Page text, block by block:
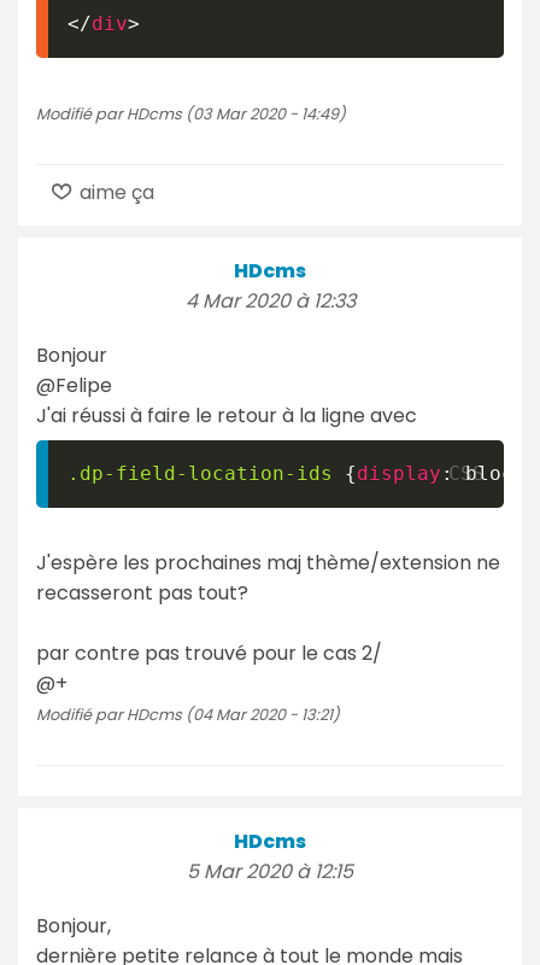
</div>
Modifié par HDcms (03 Mar 2020 - 14:49)
aime ça
HDcms
4 Mar 2020 à 12:33
Bonjour
@Felipe
J'ai réussi à faire le retour à la ligne avec
.dp-field-location-ids {display : block
J'espère les prochaines maj thème/extension ne
recasseront pas tout?
par contre pas trouvé pour le cas 2/
@+
Modifié par HDcms (04 Mar 2020 - 13:21)
HDcms
5 Mar 2020 à 12:15
Bonjour,
dernière petite relance à tout le monde mais